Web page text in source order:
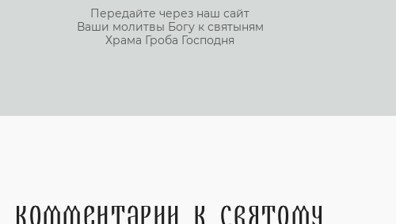
Передайте через наш сайт
Ваши молитвы Богу к святыням
Храма Гроба Господня